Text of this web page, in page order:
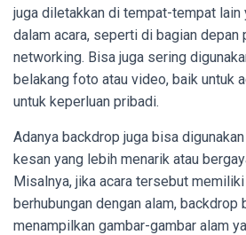
juga diletakkan di tempat-tempat lain
dalam acara, seperti di bagian depan
networking. Bisa juga sering
belakang foto atau video, baik untuk
untuk keperluan pribadi.
Adanya backdrop juga bisa
kesan yang lebih menarik atau
Misalnya, jika acara tersebut
berhubungan dengan alam, backdrop
menampilkan gambar-gambar alam